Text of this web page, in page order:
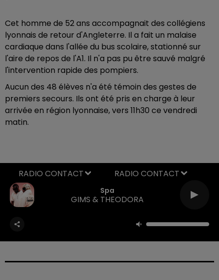
Cet homme de 52 ans accompagnait des collégiens
lyonnais de retour d'Angleterre. Il a fait un malaise
cardiaque dans l'allée du bus scolaire, stationné sur
l'aire de repos de l'A1. Il n'a pas pu être sauvé malgré
l'intervention rapide des pompiers.
Aucun des 48 élèves n'a été témoin des gestes de
premiers secours. Ils ont été pris en charge à leur
arrivée en région lyonnaise, vers 11h30 ce vendredi
matin.
Spa
GIMS & THEODORA
RADIO CONTACT